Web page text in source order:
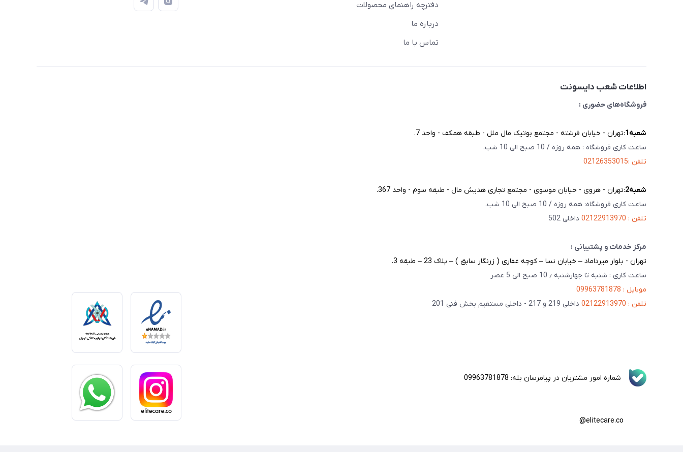
دفترچه راهنمای محصولات
درباره ما
تماس با ما
اطلاعات شعب دایسونت
فروشگاه‌های حضوری :
شعبه‌1 :تهران - خیابان فرشته - مجتمع بوتیک مال ملل - طبقه همکف - واحد 7.
ساعت کاری فروشگاه : همه روزه / 10 صبح الی 10 شب.
تلفن :02126353015
شعبه‌2 :تهران - هروی - خیابان موسوی - مجتمع تجاری هدیش مال - طبقه سوم - واحد 367.
ساعت کاری فروشگاه: همه روزه / 10 صبح الی 10 شب.
تلفن : 02122913970
داخلی 502
مرکز خدمات و پشتیبانی :
تهران - بلوار میرداماد – خیابان نسا – کوچه غفاری ( زرنگار سابق ) – پلاک 23 – طبقه 3.
ساعت کاری : شنبه تا چهارشنبه ٫ 10 صبح الی 5 عصر
موبایل : 09963781878
تلفن : 02122913970
داخلی 219 و 217 - داخلی مستقیم بخش فنی 201
شماره امور مشتریان در پیامرسان بله: 09963781878